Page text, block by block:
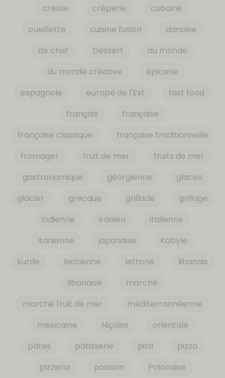
créole
crêperie
cubaine
cueillette
cuisine fusion
danoise
de chef
Dessert
du monde
du monde créative
épicerie
espagnole
europe de l'Est
fast food
français
française
française classique
française traditionnelle
fromager
fruit de mer
fruits de mer
gastronomique
géorgienne
glaces
glacier
grecque grillade
grillage
indienne
iranien
italienne
itanienne
japonaise
Kabyle
kurde
laotienne lettone
libanais
libanaise
marché
marché fruit de mer
méditerrannéenne
mexicaine
Niçoise
orientale
pâtes
pâtisserie pita
pizza
pizzeria
poisson
Polonaise